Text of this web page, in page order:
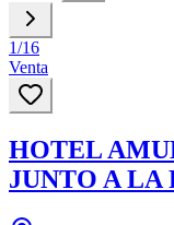
1/16
Venta
HOTEL
JUNTO A LA